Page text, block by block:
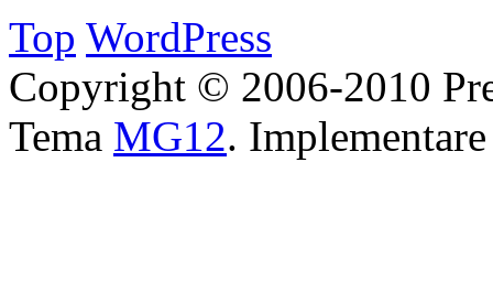
Top WordPress
Copyright © 2006-2010
Tema MG12.